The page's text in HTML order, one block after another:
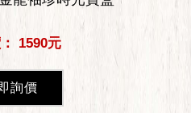
1590元
詢價